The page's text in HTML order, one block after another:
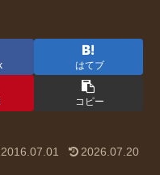
はてブ
コピー
2016.07.01 2026.07.20